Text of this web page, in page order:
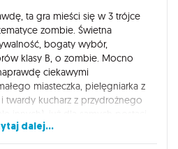
ta gra mieści się w 3 trójce
zombie. Świetna
bogaty wybór,
klasy B, o zombie. Mocno
ciekawymi
miasteczka, pielęgniarka z
twardy kucharz z przydrożnego
innych), już dla samych postaci
początek. Świetne karty
i ładna plansza do gry, która za
dalej...